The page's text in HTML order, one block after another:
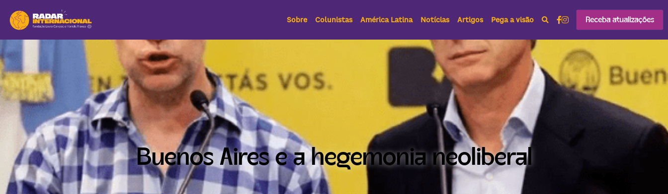
Sobre Colunistas América Latina Notícias Artigos Pega a visão Receba atualizações
Buenos Aires e a hegemonia neoliberal